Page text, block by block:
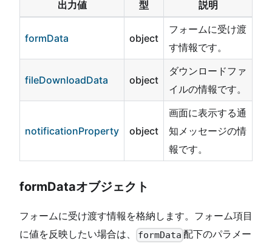
出力値 型 説明
formData object
フォームに受け渡
す情報です。
fileDownloadData object
ダウンロードファ
イルの情報です。
notificationProperty object
画面に表示する通
知メッセージの情
報です。
formDataオブジェクト
フォームに受け渡す情報を格納します。フォーム項目
に値を反映したい場合は、
formData 配下のパラメー